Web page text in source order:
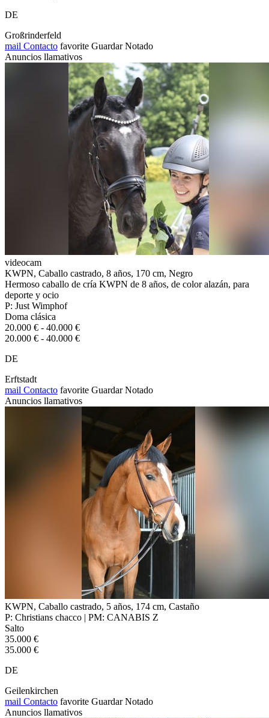
DE
Großrinderfeld
mail Contacto favorite Guardar Notado
Anuncios llamativos
videocam
KWPN, Caballo castrado, 8 años, 170 cm, Negro
Hermoso caballo de cría KWPN de 8 años, de color alazán, para
deporte y ocio
P: Just Wimphof
Doma clásica
20.000 € - 40.000 €
20.000 € - 40.000 €
DE
Erftstadt
mail Contacto favorite Guardar Notado
Anuncios llamativos
KWPN, Caballo castrado, 5 años, 174 cm, Castaño
P: Christians chacco | PM: CANABIS Z
Salto
35.000 €
35.000 €
DE
Geilenkirchen
mail Contacto favorite Guardar Notado
Anuncios llamativos